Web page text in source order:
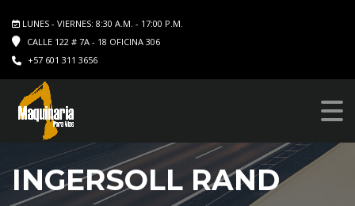
LUNES - VIERNES: 8:30 A.M. - 17:00 P.M.
CALLE 122 # 7A - 18 OFICINA 306
+57 601 311 3656
INGERSOLL RAND